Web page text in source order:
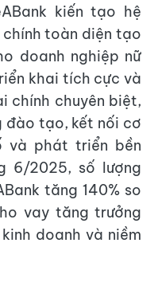
kiến tạo hệ
toàn diện tạo
doanh nghiệp nữ
khai tích cực và
chính chuyên biệt,
đào tạo, kết nối cơ
và phát triển bền
6/2025, số lượng
tăng 140% so
vay tăng trưởng
doanh và niềm